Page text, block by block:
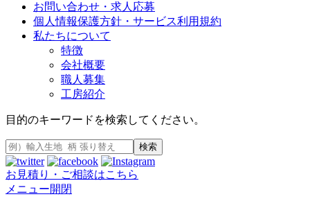
お問い合わせ・求人応募
個人情報保護方針・サービス利用規約
私たちについて
特徴
会社概要
職人募集
工房紹介
目的のキーワードを検索してください。
検索
お見積り・ご相談はこちら
メニュー開閉